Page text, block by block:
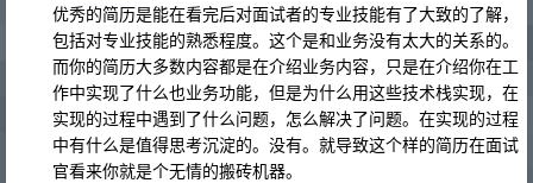
优秀的简历是能在看完后对面试者的专业技能有了大致的了解，
包括对专业技能的熟悉程度。这个是和业务没有太大的关系的。
而你的简历大多数内容都是在介绍业务内容，只是在介绍你在工
作中实现了什么也业务功能，但是为什么用这些技术栈实现，在
实现的过程中遇到了什么问题，怎么解决了问题。在实现的过程
中有什么是值得思考沉淀的。没有。就导致这个样的简历在面试
官看来你就是个无情的搬砖机器。